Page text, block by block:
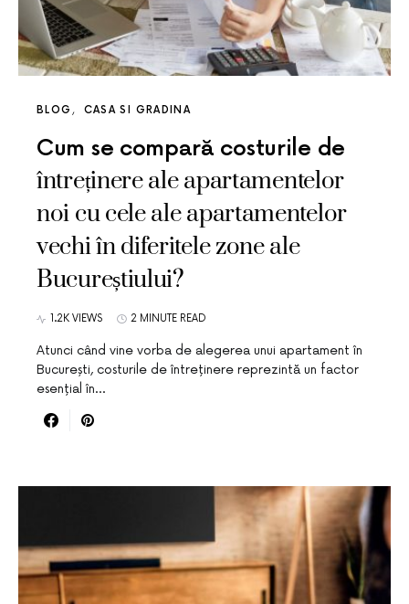
BLOG CASA SI GRADINA
Cum se compară costurile de
întreținere ale apartamentelor
noi cu cele ale apartamentelor
vechi în diferitele zone ale
Bucureștiului?
1.2K VIEWS 2 MINUTE READ
Atunci când vine vorba de alegerea unui apartament în
București, costurile de întreținere reprezintă un factor
esențial în…